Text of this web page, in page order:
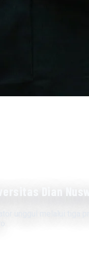
unggul melalui